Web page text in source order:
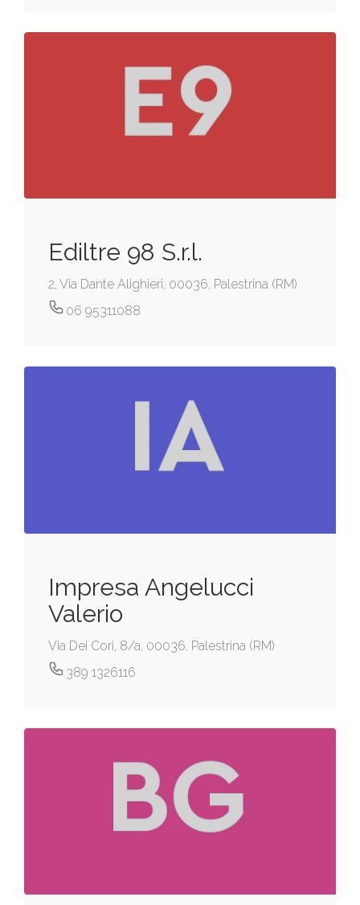
Ediltre 98 S.r.l.
2, Via Dante Alighieri, 00036, Palestrina (RM)
06 95311088
Impresa Angelucci
Valerio
Via Dei Cori, 8/a, 00036, Palestrina (RM)
389 1326116